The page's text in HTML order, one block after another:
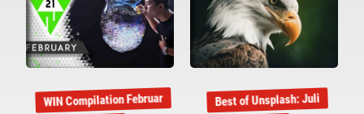
WIN Compilation Februar Best of Unsplash: Juli